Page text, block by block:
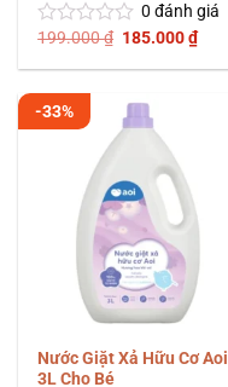
Được
0
5
0 đánh giá
199.000₫ Giá
là:
185.000₫Giá
hiện
tại
-33%
Nước Giặt Xả Hữu Cơ Aoi
3L Cho Bé